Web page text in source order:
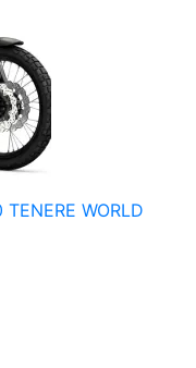
WORLD